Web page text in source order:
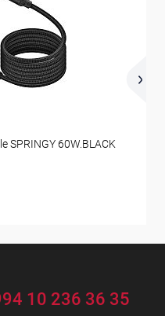
SPRINGY 60W.BLACK
10 236 36 35